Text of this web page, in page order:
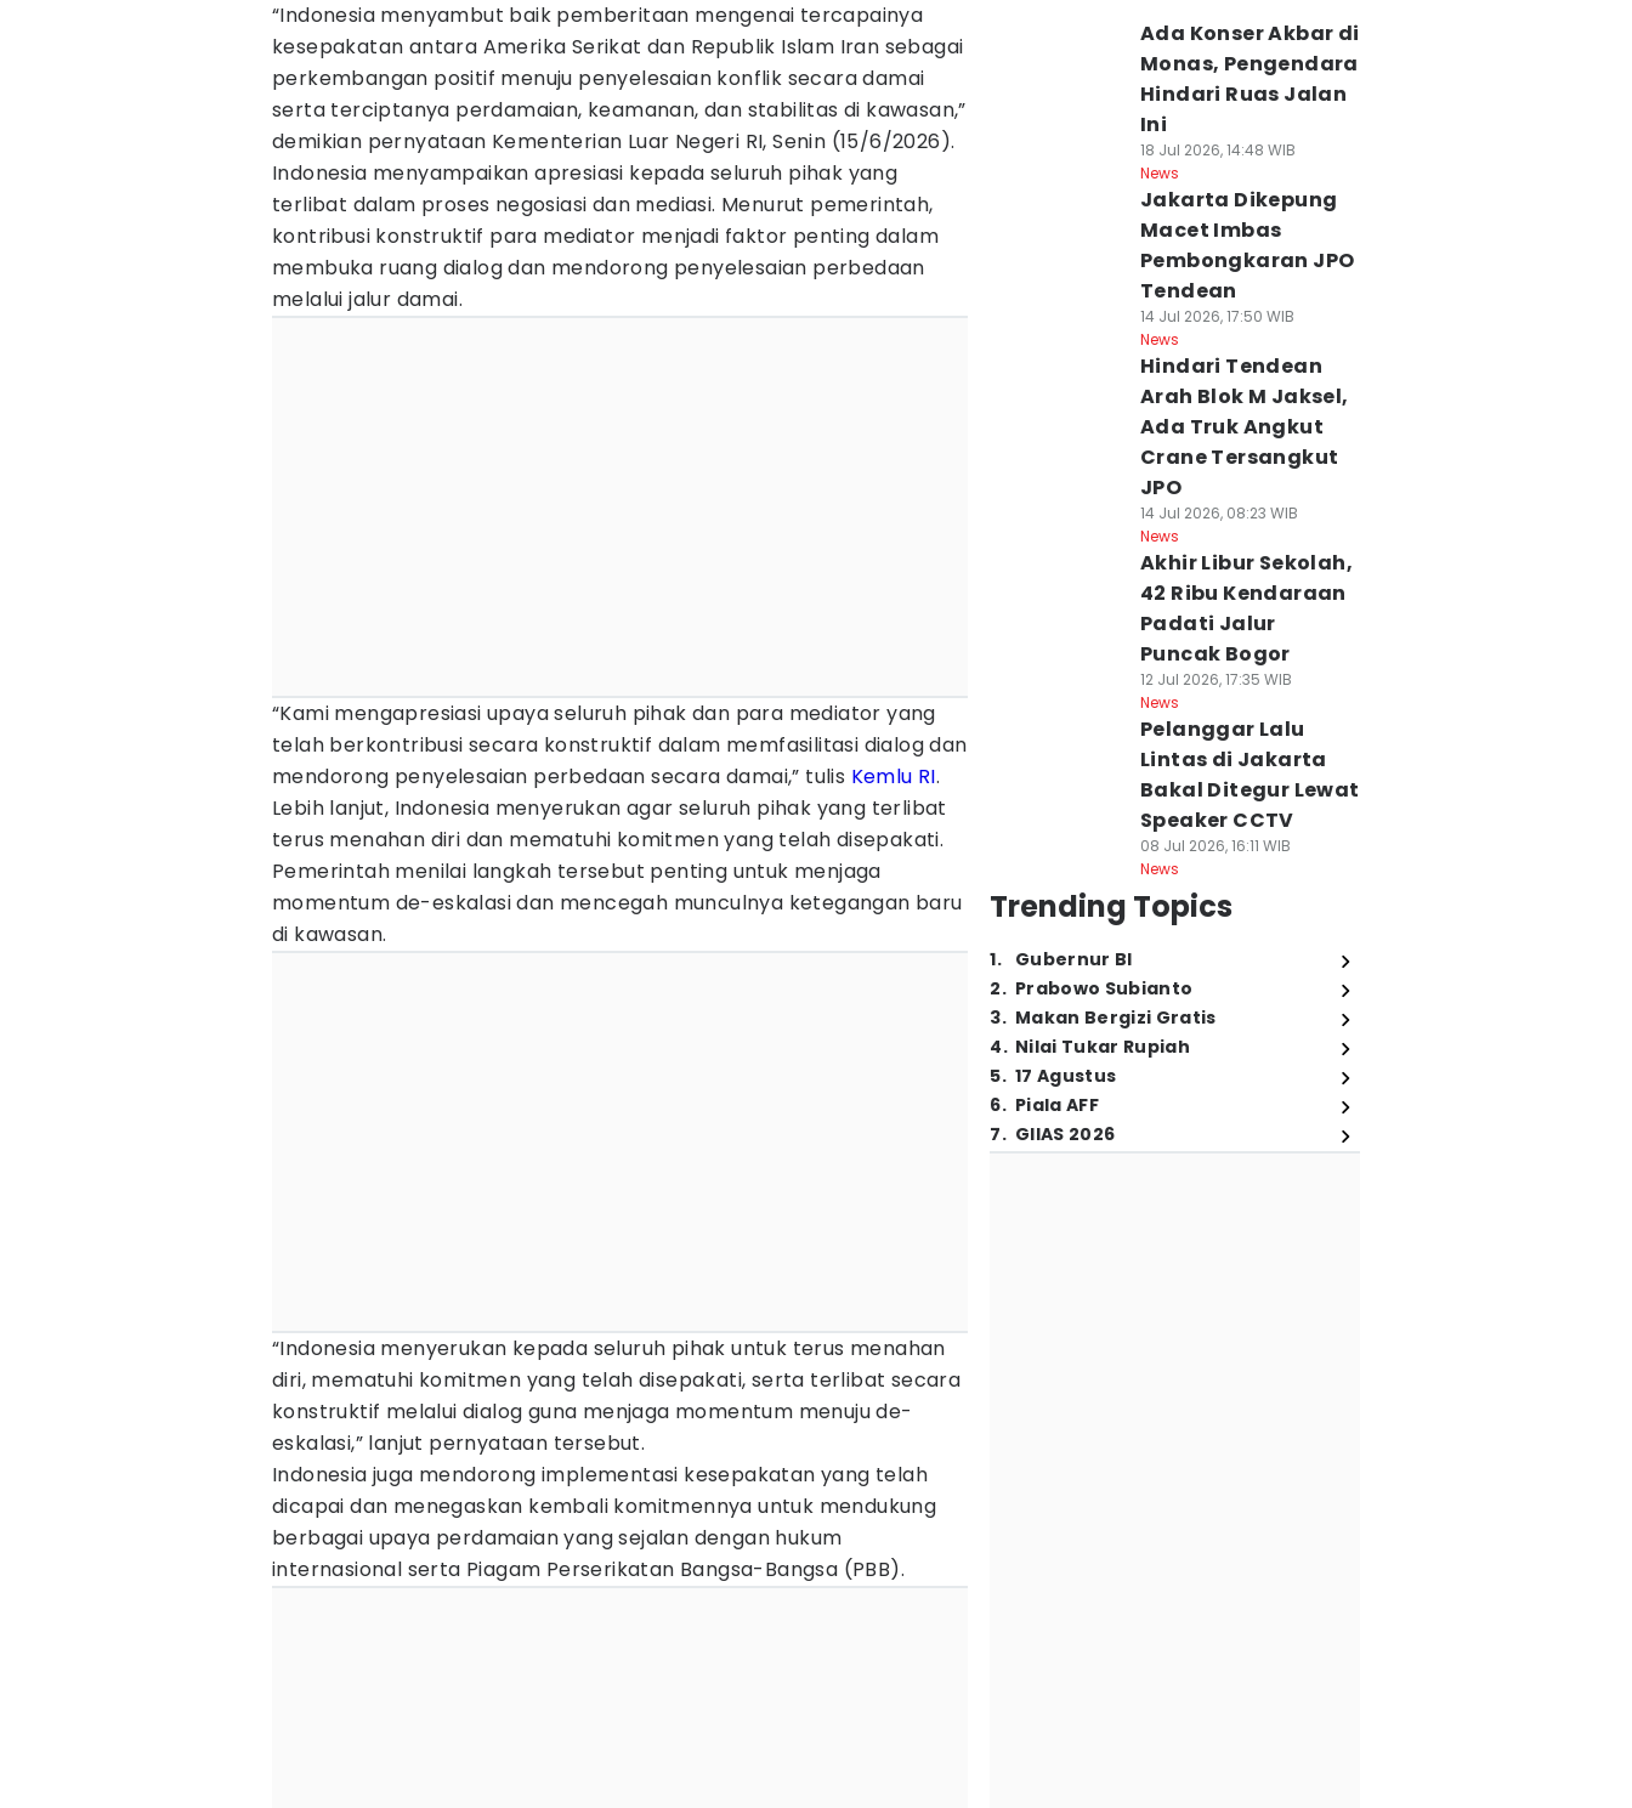
“Indonesia menyambut baik pemberitaan mengenai tercapainya
kesepakatan antara Amerika Serikat dan Republik Islam Iran sebagai
perkembangan positif menuju penyelesaian konflik secara damai
serta terciptanya perdamaian, keamanan, dan stabilitas di kawasan,”
demikian pernyataan Kementerian Luar Negeri RI, Senin (15/6/2026).
Indonesia menyampaikan apresiasi kepada seluruh pihak yang
terlibat dalam proses negosiasi dan mediasi. Menurut pemerintah,
kontribusi konstruktif para mediator menjadi faktor penting dalam
membuka ruang dialog dan mendorong penyelesaian perbedaan
melalui jalur damai.
“Kami mengapresiasi upaya seluruh pihak dan para mediator yang
telah berkontribusi secara konstruktif dalam memfasilitasi dialog dan
mendorong penyelesaian perbedaan secara damai,” tulis Kemlu RI.
Lebih lanjut, Indonesia menyerukan agar seluruh pihak yang terlibat
terus menahan diri dan mematuhi komitmen yang telah disepakati.
Pemerintah menilai langkah tersebut penting untuk menjaga
momentum de-eskalasi dan mencegah munculnya ketegangan baru
di kawasan.
“Indonesia menyerukan kepada seluruh pihak untuk terus menahan
diri, mematuhi komitmen yang telah disepakati, serta terlibat secara
konstruktif melalui dialog guna menjaga momentum menuju de-
eskalasi,” lanjut pernyataan tersebut.
Indonesia juga mendorong implementasi kesepakatan yang telah
dicapai dan menegaskan kembali komitmennya untuk mendukung
berbagai upaya perdamaian yang sejalan dengan hukum
internasional serta Piagam Perserikatan Bangsa-Bangsa (PBB).
Ada Konser Akbar di
Monas, Pengendara
Hindari Ruas Jalan
Ini
18 Jul 2026, 14:48 WIB
News
Jakarta Dikepung
Macet Imbas
Pembongkaran JPO
Tendean
14 Jul 2026, 17:50 WIB
News
Hindari Tendean
Arah Blok M Jaksel,
Ada Truk Angkut
Crane Tersangkut
JPO
14 Jul 2026, 08:23 WIB
News
Akhir Libur Sekolah,
42 Ribu Kendaraan
Padati Jalur
Puncak Bogor
12 Jul 2026, 17:35 WIB
News
Pelanggar Lalu
Lintas di Jakarta
Bakal Ditegur Lewat
Speaker CCTV
08 Jul 2026, 16:11 WIB
News
Trending Topics
1. Gubernur BI
2. Prabowo Subianto
3. Makan Bergizi Gratis
4. Nilai Tukar Rupiah
5. 17 Agustus
6. Piala AFF
7. GIIAS 2026